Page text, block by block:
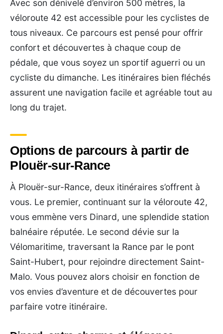
Avec son dénivelé d’environ 500 mètres, la
véloroute 42 est accessible pour les cyclistes de
tous niveaux. Ce parcours est pensé pour offrir
confort et découvertes à chaque coup de
pédale, que vous soyez un sportif aguerri ou un
cycliste du dimanche. Les itinéraires bien fléchés
assurent une navigation facile et agréable tout au
long du trajet.
Options de parcours à partir de
Plouër-sur-Rance
À Plouër-sur-Rance, deux itinéraires s’offrent à
vous. Le premier, continuant sur la véloroute 42,
vous emmène vers Dinard, une splendide station
balnéaire réputée. Le second dévie sur la
Vélomaritime, traversant la Rance par le pont
Saint-Hubert, pour rejoindre directement Saint-
Malo. Vous pouvez alors choisir en fonction de
vos envies d’aventure et de découvertes pour
parfaire votre itinéraire.